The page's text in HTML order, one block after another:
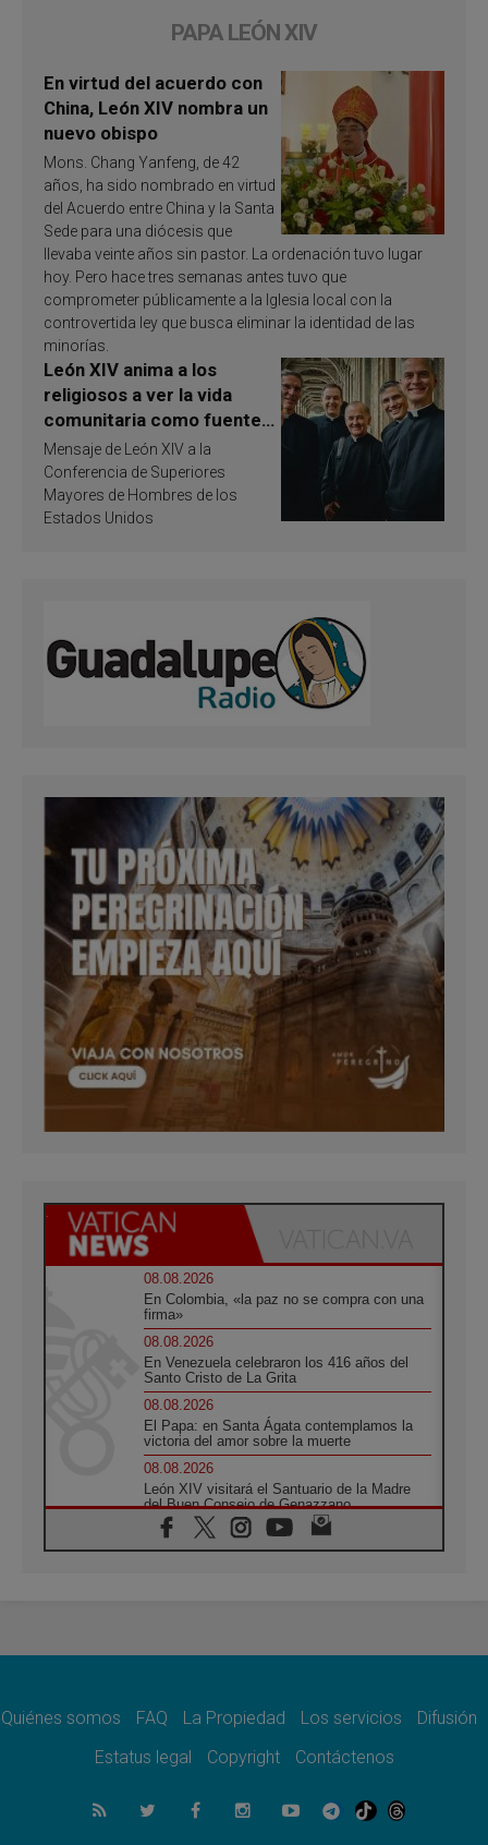
PAPA LEÓN XIV
En virtud del acuerdo con
China, León XIV nombra un
nuevo obispo
Mons. Chang Yanfeng, de 42
años, ha sido nombrado en virtud
del Acuerdo entre China y la Santa
Sede para una diócesis que
llevaba veinte años sin pastor. La ordenación tuvo lugar
hoy. Pero hace tres semanas antes tuvo que
comprometer públicamente a la Iglesia local con la
controvertida ley que busca eliminar la identidad de las
minorías.
León XIV anima a los
religiosos a ver la vida
comunitaria como fuente
de inspiración y
santificación
Mensaje de León XIV a la
Conferencia de Superiores
Mayores de Hombres de los
Estados Unidos
08.08.2026
En Colombia, «la paz no se compra con una
firma»
08.08.2026
En Venezuela celebraron los 416 años del
Santo Cristo de La Grita
08.08.2026
El Papa: en Santa Ágata contemplamos la
victoria del amor sobre la muerte
08.08.2026
León XIV visitará el Santuario de la Madre
del Buen Consejo de Genazzano
07.08.2026
Filipinas: el Vicariato Apostólico de Calapán
07.08.2026
07.08.2026
muertos en 300 días
Tagle: La guerra desfigura el mundo, solo la
revelación de Dios lo transfigura
Quiénes somos FAQ La Propiedad Los servicios
Difusión
Estatus legal
Copyright Contáctenos